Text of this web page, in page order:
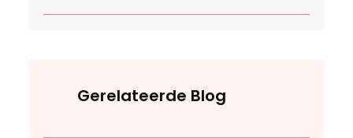
Gerelateerde Blog